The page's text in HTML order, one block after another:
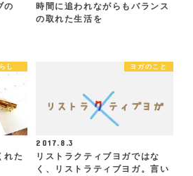
の
時間に追われながらもバランス
の取れた生活を
し
れた
ヨガのこと
2017.8.3
リストラクティブヨガではな
く、リストラティブヨガ。言い